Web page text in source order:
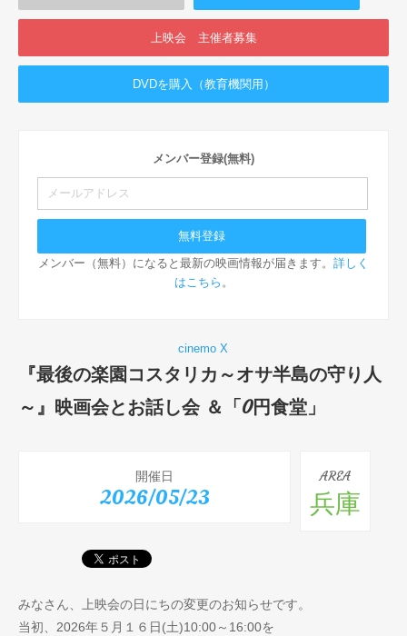
上映会 主催者募集
DVDを購入（教育機関用）
メンバー登録(無料)
メンバー（無料）になると最新の映画情報が届きます。 詳しく
はこちら 。
cinemo X
『最後の楽園コスタリカ～オサ半島の守り人
～』映画会とお話し会 ＆「0円食堂」
開催日
2026/05/23
AREA
兵庫
みなさん、上映会の日にちの変更のお知らせです。
当初、2026年５月１６日(土)10:00～16:00を